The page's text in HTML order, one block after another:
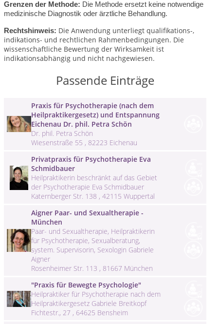
Grenzen der Methode: Die Methode ersetzt keine notwendige
medizinische Diagnostik oder ärztliche Behandlung.
Rechtshinweis: Die Anwendung unterliegt qualifikations-,
indikations- und rechtlichen Rahmenbedingungen. Die
wissenschaftliche Bewertung der Wirksamkeit ist
indikationsabhängig und nicht nachgewiesen.
Passende Einträge
Praxis für Psychotherapie (nach dem
Heilpraktikergesetz) und Entspannung
Eichenau Dr. phil. Petra Schön
Dr. phil. Petra Schön
Wiesenstraße 55 , 82223 Eichenau
Privatpraxis für Psychotherapie Eva
Schmidbauer
Heilpraktikerin beschränkt auf das Gebiet
der Psychotherapie Eva Schmidbauer
Katernberger Str. 138 , 42115 Wuppertal
Aigner Paar- und Sexualtherapie -
München
Paar- und Sexualtherapie, Heilpraktikerin
für Psychotherapie, Sexualberatung,
system. Supervisorin, Sexologin Gabriele
Aigner
Rosenheimer Str. 113 , 81667 München
"Praxis für Bewegte Psychologie"
Heilpraktiker für Psychotherapie nach dem
Heilpraktikergesetz Gabriele Breitkopf
Fichtestr., 27 , 64625 Bensheim